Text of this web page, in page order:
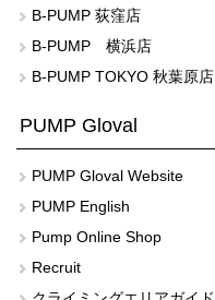
B-PUMP 荻窪店
B-PUMP 横浜店
B-PUMP TOKYO 秋葉原店
PUMP Gloval
PUMP Gloval Website
PUMP English
Pump Online Shop
Recruit